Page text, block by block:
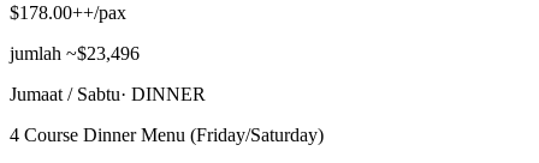
$178.00++/pax
jumlah ~$23,496
Jumaat / Sabtu· DINNER
4 Course Dinner Menu (Friday/Saturday)